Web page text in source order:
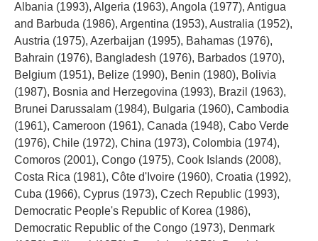
Albania (1993), Algeria (1963), Angola (1977), Antigua
and Barbuda (1986), Argentina (1953), Australia (1952),
Austria (1975), Azerbaijan (1995), Bahamas (1976),
Bahrain (1976), Bangladesh (1976), Barbados (1970),
Belgium (1951), Belize (1990), Benin (1980), Bolivia
(1987), Bosnia and Herzegovina (1993), Brazil (1963),
Brunei Darussalam (1984), Bulgaria (1960), Cambodia
(1961), Cameroon (1961), Canada (1948), Cabo Verde
(1976), Chile (1972), China (1973), Colombia (1974),
Comoros (2001), Congo (1975), Cook Islands (2008),
Costa Rica (1981), Côte d'Ivoire (1960), Croatia (1992),
Cuba (1966), Cyprus (1973), Czech Republic (1993),
Democratic People's Republic of Korea (1986),
Democratic Republic of the Congo (1973), Denmark